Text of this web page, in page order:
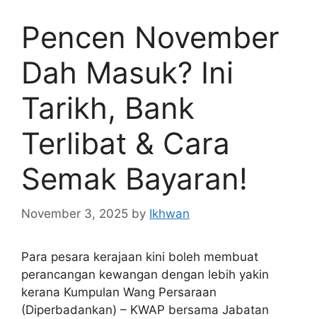
Pencen November
Dah Masuk? Ini
Tarikh, Bank
Terlibat & Cara
Semak Bayaran!
November 3, 2025 by Ikhwan
Para pesara kerajaan kini boleh membuat
perancangan kewangan dengan lebih yakin
kerana Kumpulan Wang Persaraan
(Diperbadankan) – KWAP bersama Jabatan